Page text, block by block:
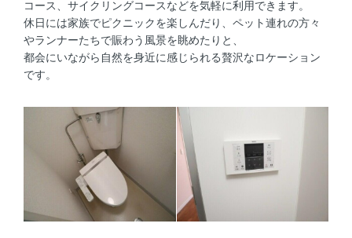
コース、サイクリングコースなどを気軽に利用できます。
休日には家族でピクニックを楽しんだり、ペット連れの方々
やランナーたちで賑わう風景を眺めたりと、
都会にいながら自然を身近に感じられる贅沢なロケーション
です。